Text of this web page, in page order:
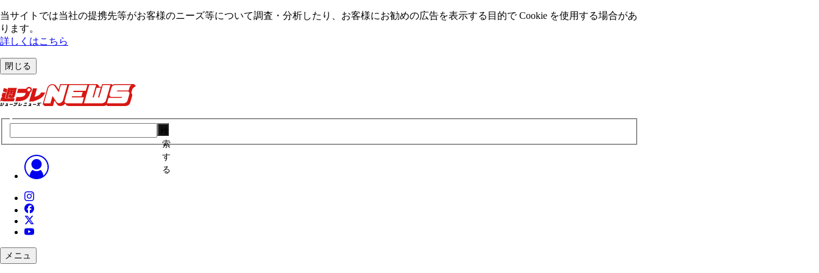
当サイトでは当社の提携先等がお客様のニーズ等について調査・分析したり、お客様にお勧めの広告を表⽰する⽬的で Cookie を使⽤する場合があ
ります。
詳しくはこちら
閉じる
索
す
る
メニュ